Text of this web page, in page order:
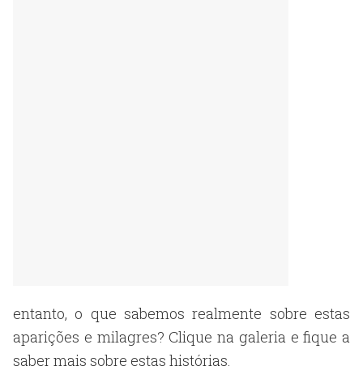
entanto, o que sabemos realmente sobre estas
aparições e milagres? Clique na galeria e fique a
saber mais sobre estas histórias.